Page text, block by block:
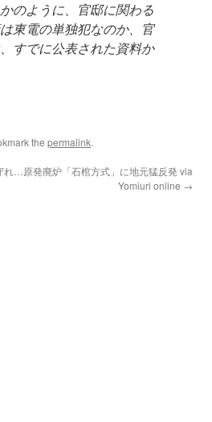
のように、官邸に関わる
東電の単独犯なのか、官
すでに公表された資料か
the permalink.
れ…原発廃炉「石棺方式」に地元猛反発 via
Yomiuri online →